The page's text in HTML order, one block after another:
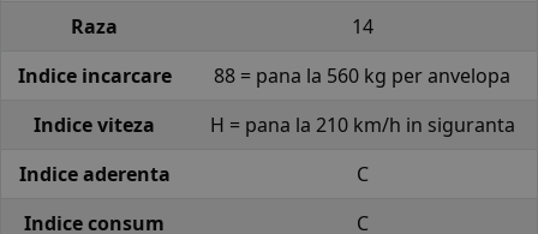
Raza
14
Indice incarcare
88 = pana la 560 kg per anvelopa
Indice viteza
H = pana la 210 km/h in siguranta
Indice aderenta
C
Indice consum
C